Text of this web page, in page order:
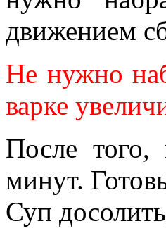
движением
Не нужно
варке
После того,
минут.
Суп